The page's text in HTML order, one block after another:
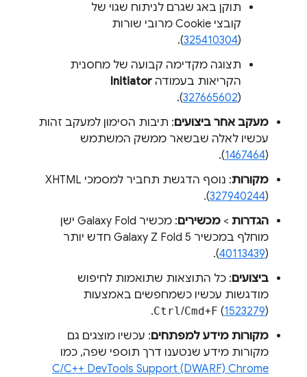
תוקן באג שגרם לניתוח שגוי של
קובצי Cookie מרובי שורות
(
325410304
).
תצוגה מקדימה קבועה של מחסנית
הקריאות בעמודה Initiator
(327665602).
מעקב אחר ביצועים: תיבות הסימון למעקב זהות
עכשיו לאלה שבשאר ממשק המשתמש
(
1467464
).
מקורות
(
327940244
).
הגדרות > מכשירים
: מכשיר Galaxy Fold ישן
מוחלף במכשיר Galaxy Z Fold 5 חדש יותר
(
40113439
).
ביצועים: כל התוצאות שתואמות לחיפוש
מודגשות עכשיו כשמחפשים באמצעות
Ctrl/Cmd+ F (1523279).
מקורות מידע למפתחים: עכשיו מוצגים גם
מקורות מידע שנטענו דרך תוספי שפה, כמו
C/C++ DevTools Support (DWARF) Chrome